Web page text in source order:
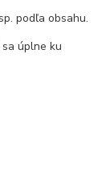
podľa obsahu.
úplne ku